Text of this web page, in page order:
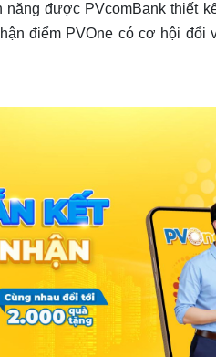
được PVcomBank thiết
điểm PVOne có cơ hội đổi